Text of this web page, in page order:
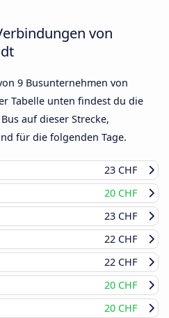
von
9 Busunternehmen von
Tabelle unten findest du die
auf dieser Strecke,
für die folgenden Tage.
23 CHF
20 CHF
23 CHF
22 CHF
22 CHF
20 CHF
20 CHF